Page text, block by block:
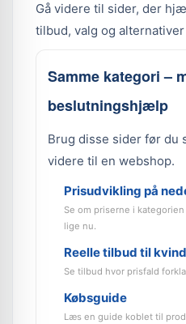
Gå videre til sider, der
tilbud, valg og
Samme kategori –
beslutningshjælp
Brug disse sider før
videre til en webshop.
Prisudvikling på
Se om priserne i
lige nu.
Reelle tilbud til
Se tilbud hvor prisfald
Købsguide
Læs en guide koblet til